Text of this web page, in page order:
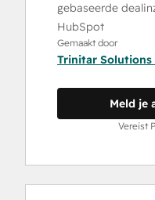
gebaseerde
HubSpot
Gemaakt door
Trinitar Solutions
Meld je
Vereist